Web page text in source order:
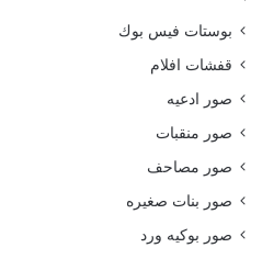
بوستات فيس بوك
قفشات افلام
صور ادعيه
صور منقبات
صور مصاحف
صور بنات صغيره
صور بوكيه ورد